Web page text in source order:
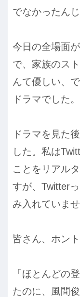
でなかったん
今日の全場面
で、家族のス
んて優しい、
ドラマでした。
ドラマを見た
した。私は
ことをリアル
すが、Twitter
み入れていませ
皆さん、ホン
「ほとんどの
たのに、風間